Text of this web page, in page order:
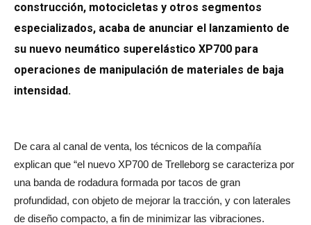
construcción, motocicletas y otros segmentos
especializados, acaba de anunciar el lanzamiento de
su nuevo neumático superelástico XP700 para
operaciones de manipulación de materiales de baja
intensidad.
De cara al canal de venta, los técnicos de la compañía
explican que “el nuevo XP700 de Trelleborg se caracteriza por
una banda de rodadura formada por tacos de gran
profundidad, con objeto de mejorar la tracción, y con laterales
de diseño compacto, a fin de minimizar las vibraciones.